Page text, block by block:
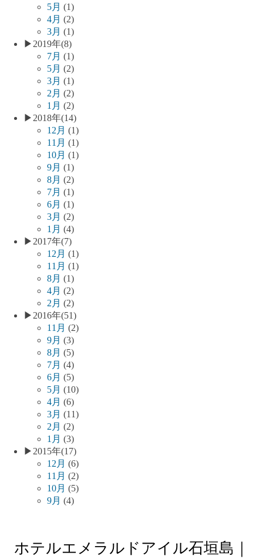
5月 (1)
4月 (2)
3月 (1)
▶ 2019年(8)
7月 (1)
5月 (2)
3月 (1)
2月 (2)
1月 (2)
▶ 2018年(14)
12月 (1)
11月 (1)
10月 (1)
9月 (1)
8月 (2)
7月 (1)
6月 (1)
3月 (2)
1月 (4)
▶ 2017年(7)
12月 (1)
11月 (1)
8月 (1)
4月 (2)
2月 (2)
▶ 2016年(51)
11月 (2)
9月 (3)
8月 (5)
7月 (4)
6月 (5)
5月 (10)
4月 (6)
3月 (11)
2月 (2)
1月 (3)
▶ 2015年(17)
12月 (6)
11月 (2)
10月 (5)
9月 (4)
ホテルエメラルドアイル石垣島｜